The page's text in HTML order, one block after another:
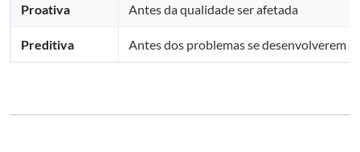
Proativa Antes da qualidade ser afetada
Preditiva Antes dos problemas se desenvolverem